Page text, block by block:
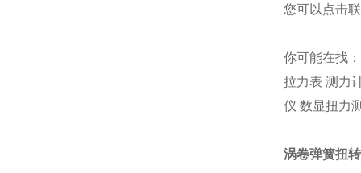
您可以点击
你可能在找：
拉力表 测力
仪 数显扭力
涡卷弹簧扭